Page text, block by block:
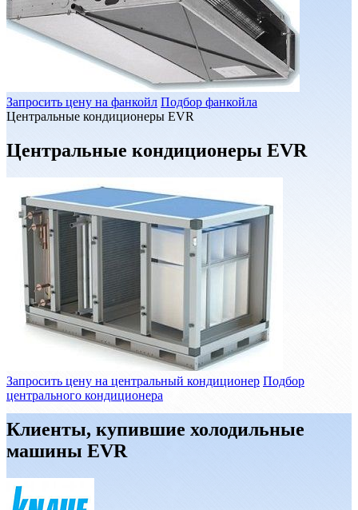
Запросить цену на фанкойл Подбор фанкойла
Центральные кондиционеры EVR
Центральные кондиционеры EVR
Запросить цену на центральный кондиционер Подбор
центрального кондиционера
Клиенты, купившие холодильные
машины EVR